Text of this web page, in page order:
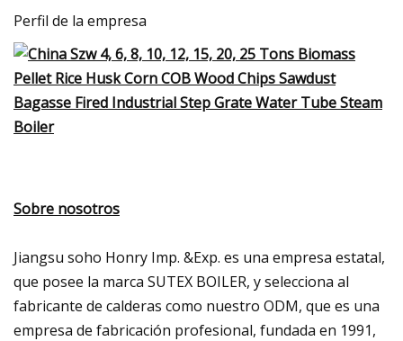
Perfil de la empresa
Sobre nosotros
Jiangsu soho Honry Imp. &Exp. es una empresa estatal,
que posee la marca SUTEX BOILER, y selecciona al
fabricante de calderas como nuestro ODM, que es una
empresa de fabricación profesional, fundada en 1991,